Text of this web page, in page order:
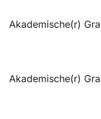
Akademische(r)
Akademische(r)